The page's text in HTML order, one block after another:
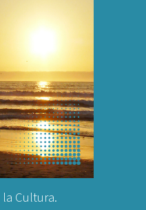
Cultura.